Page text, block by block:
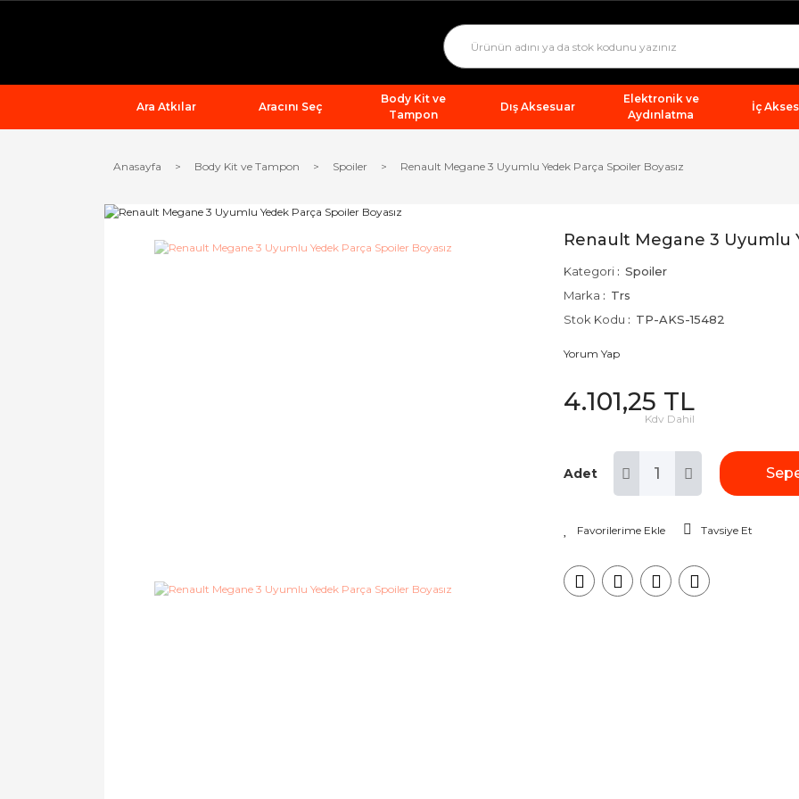
Ara Atkılar Aracını Seç
Body Kit ve
Tampon
Dış Aksesuar
Elektronik ve
Aydınlatma
İç
Anasayfa Body Kit ve Tampon Spoiler Renault Megane 3 Uyumlu Yedek Parça Spoiler Boyasız
Renault Megane 3 Uyumlu
Kategori
Spoiler
Marka
Trs
Stok Kodu
TP-AKS-15482
Yorum Yap
4.101,25 TL
Kdv Dahil
Adet
Tavsiye Et